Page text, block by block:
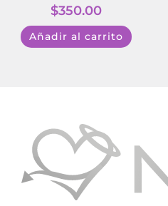
$350.00
Añadir al carrito